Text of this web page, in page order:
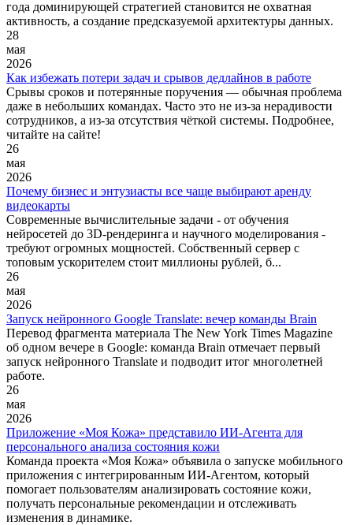
года доминирующей стратегией становится не охватная
активность, а создание предсказуемой архитектуры данных.
28
мая
2026
Как избежать потери задач и срывов дедлайнов в работе
Срывы сроков и потерянные поручения — обычная проблема
даже в небольших командах. Часто это не из‑за нерадивости
сотрудников, а из‑за отсутствия чёткой системы. Подробнее,
читайте на сайте!
26
мая
2026
Почему бизнес и энтузиасты все чаще выбирают аренду
видеокарты
Современные вычислительные задачи - от обучения
нейросетей до 3D-рендеринга и научного моделирования -
требуют огромных мощностей. Собственный сервер с
топовым ускорителем стоит миллионы рублей, б...
26
мая
2026
Запуск нейронного Google Translate: вечер команды Brain
Перевод фрагмента материала The New York Times Magazine
об одном вечере в Google: команда Brain отмечает первый
запуск нейронного Translate и подводит итог многолетней
работе.
26
мая
2026
Приложение «Моя Кожа» представило ИИ-Агента для
персонального анализа состояния кожи
Команда проекта «Моя Кожа» объявила о запуске мобильного
приложения с интегрированным ИИ-Агентом, который
помогает пользователям анализировать состояние кожи,
получать персональные рекомендации и отслеживать
изменения в динамике.